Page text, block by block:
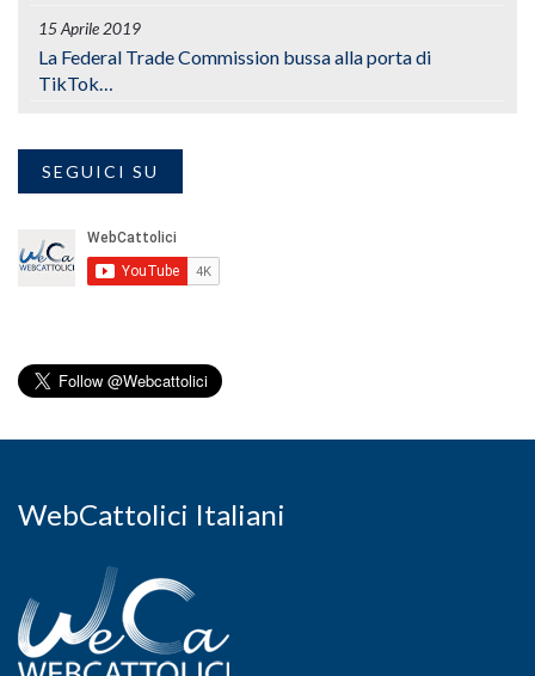
15 Aprile 2019
La Federal Trade Commission bussa alla porta di
TikTok…
SEGUICI SU
WebCattolici Italiani